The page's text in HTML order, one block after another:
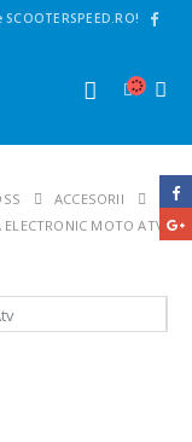
ACCESORII
MOTO ATV